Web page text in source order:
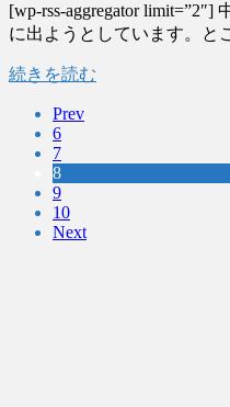
[wp-rss-aggregator
に出ようとしています。
続きを読む
Prev
6
7
8
9
10
Next